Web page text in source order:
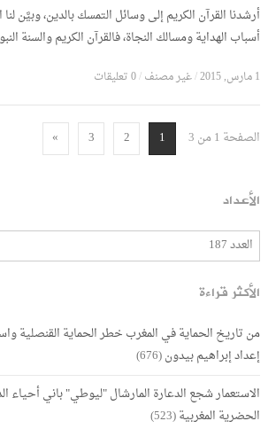
أرشدنا القرآن الكريم إلى وسائل التمسك بالدين، وبيَّن
أسباب الهداية ومسالك النجاة، فالقرآن الكريم والسنة
1 مارس, 2015 /غير مصنف/0 تعليقات
الصفحة 1 من 3 1
2
3
»
الأعداد
الأكثر قراءة
من تاريخ الحماية في المغرب خطر الحماية القنصلية
إعداد إبراهيم بيدون(676)
الاستعمار شجع الدعارة المارشال "ليوطي" باني أحياء
الحضرية المغربية(523)